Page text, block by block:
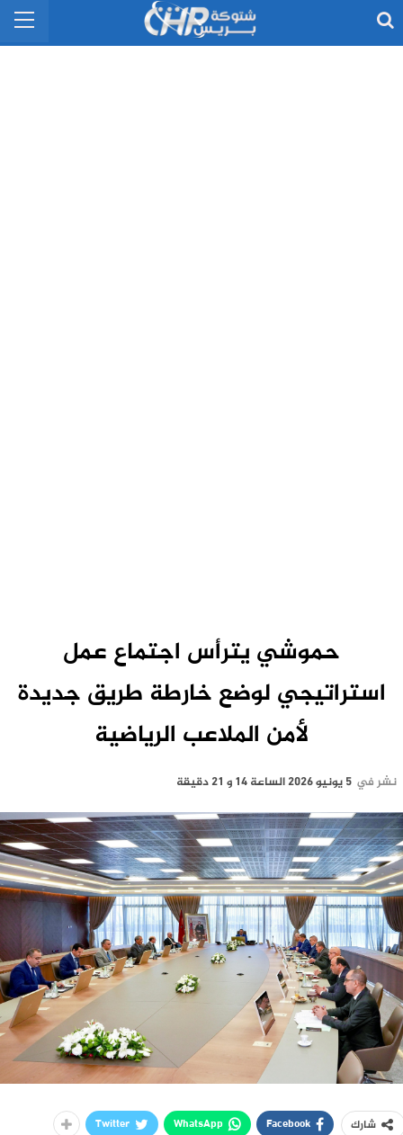
حموشي يترأس اجتماع عمل
استراتيجي لوضع خارطة طريق جديدة
لأمن الملاعب الرياضية
نشر في 5 يونيو 2026 الساعة 14 و 21 دقيقة
شارك Facebook
WhatsApp
Twitter